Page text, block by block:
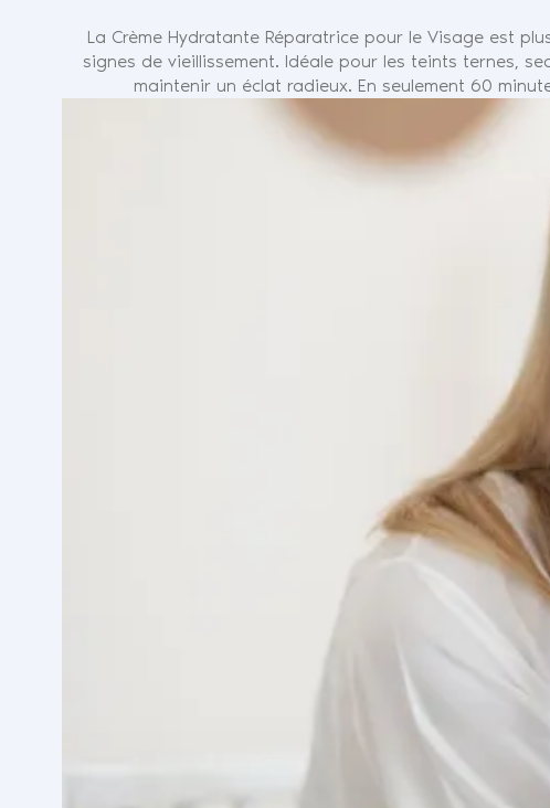
La Crème Hydratante Réparatrice pour le Visage est
signes de vieillissement. Idéale pour les teints ternes,
maintenir un éclat radieux. En seulement 60